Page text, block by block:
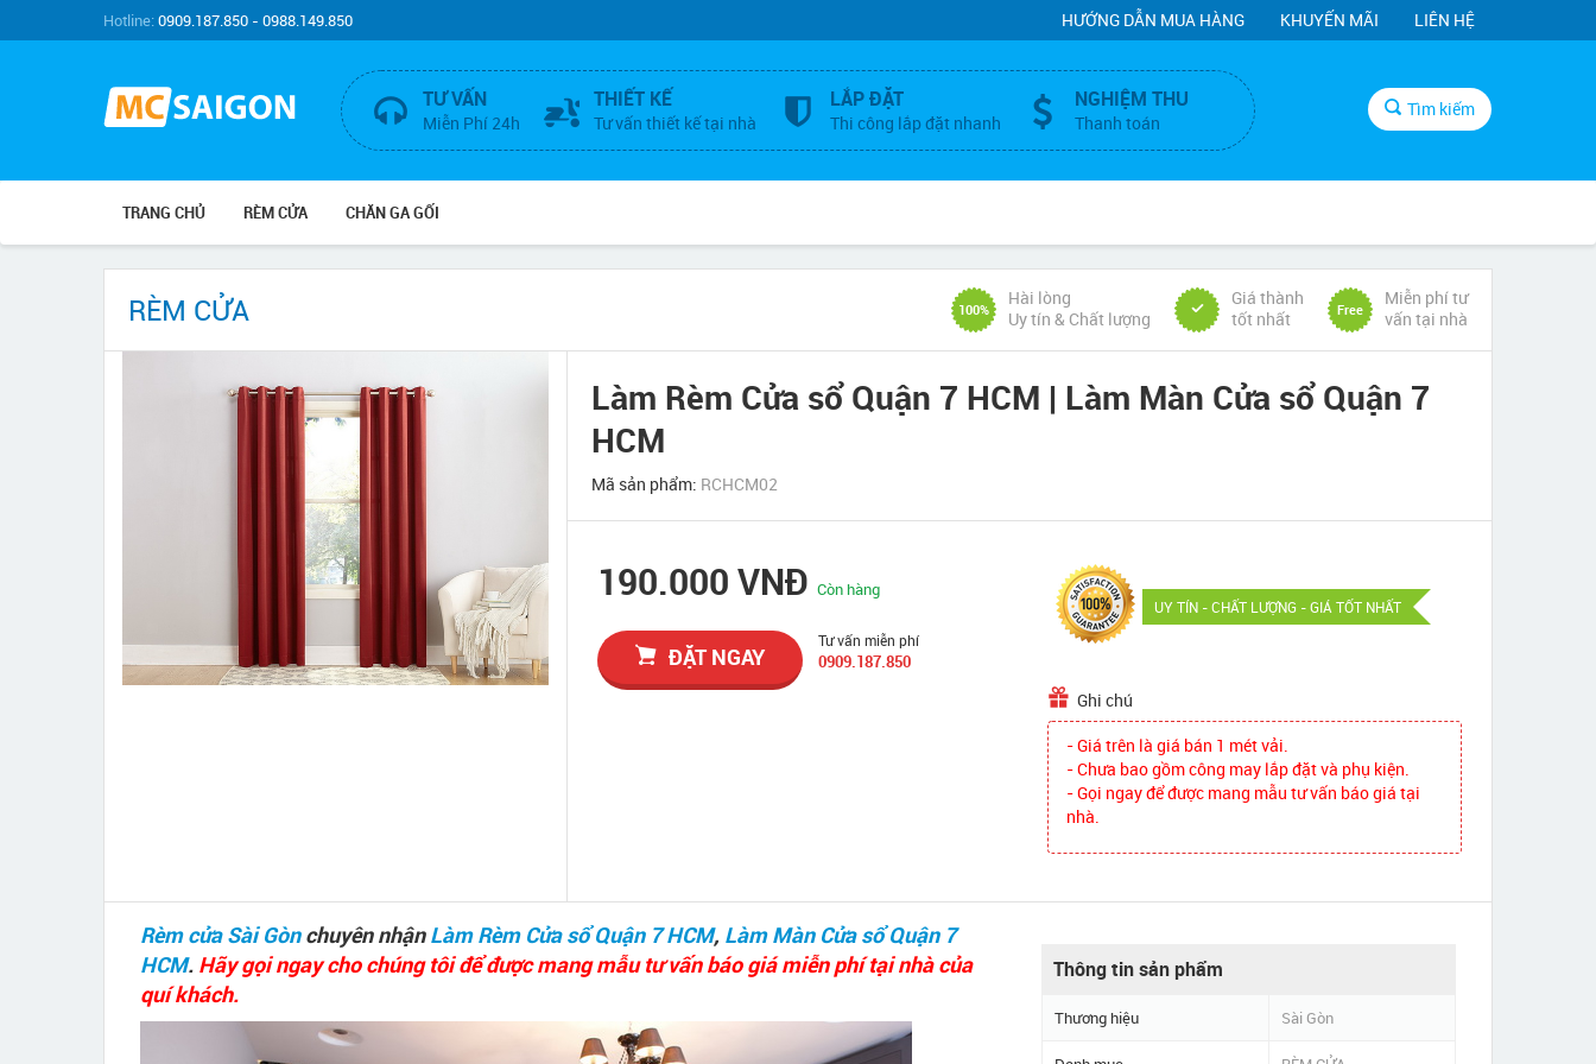
Hotline:0909.187.850 - 0988.149.850 HƯỚNG DẪN MUA HÀNG KHUYẾN MÃI LIÊN HỆ
TƯ VẤN
Miễn Phí 24h
THIẾT KẾ
Tư vấn thiết kế tại nhà
LẮP ĐẶT
Thi công lắp đặt nhanh
NGHIỆM THU
Thanh toán
Tìm kiếm
TRANG CHỦ RÈM CỬA CHĂN GA GỐI
RÈM CỬA 100%
Hài lòng
Uy tín & Chất lượng
Giá thành
tốt nhất
Free
Miễn phí tư
vấn tại nhà
Làm Rèm Cửa sổ Quận 7 HCM | Làm Màn Cửa sổ Quận 7
HCM
Mã sản phẩm: RCHCM02
190.000 VNĐCòn hàng
ĐẶT NGAY
Tư vấn miễn phí
0909.187.850
UY TÍN - CHẤT LƯỢNG - GIÁ TỐT NHẤT
Ghi chú
- Giá trên là giá bán 1 mét vải.
- Chưa bao gồm công may lắp đặt và phụ kiện.
- Gọi ngay để được mang mẫu tư vấn báo giá tại
nhà.
Rèm cửa Sài Gònchuyên nhậnLàm Rèm Cửa sổ Quận 7 HCM, Làm Màn Cửa sổ Quận 7
HCM. Hãy gọi ngay cho chúng tôi để được mang mẫu tư vấn báo giá miễn phí tại nhà của
quí khách.
Thông tin sản phẩm
Thương hiệu Sài Gòn